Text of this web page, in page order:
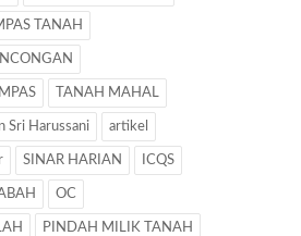
TANAH
TANAH MAHAL
Sri Harussani artikel
SINAR HARIAN ICQS
OC
PINDAH MILIK TANAH